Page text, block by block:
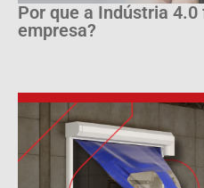
Por que a Indústria
empresa?